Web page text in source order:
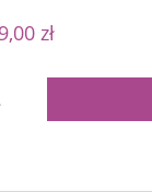
zł